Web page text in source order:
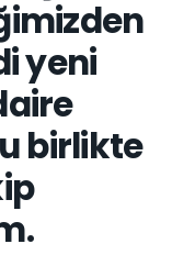
yeni
birlikte